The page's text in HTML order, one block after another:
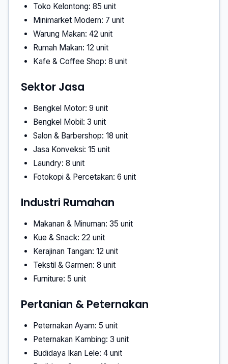
Toko Kelontong: 85 unit
Minimarket Modern: 7 unit
Warung Makan: 42 unit
Rumah Makan: 12 unit
Kafe & Coffee Shop: 8 unit
Sektor Jasa
Bengkel Motor: 9 unit
Bengkel Mobil: 3 unit
Salon & Barbershop: 18 unit
Jasa Konveksi: 15 unit
Laundry: 8 unit
Fotokopi & Percetakan: 6 unit
Industri Rumahan
Makanan & Minuman: 35 unit
Kue & Snack: 22 unit
Kerajinan Tangan: 12 unit
Tekstil & Garmen: 8 unit
Furniture: 5 unit
Pertanian & Peternakan
Peternakan Ayam: 5 unit
Peternakan Kambing: 3 unit
Budidaya Ikan Lele: 4 unit